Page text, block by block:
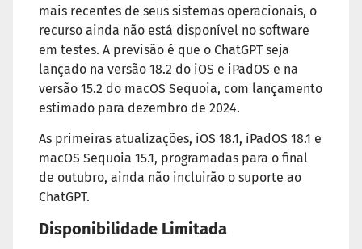
mais recentes de seus sistemas operacionais, o
recurso ainda não está disponível no software
em testes. A previsão é que o ChatGPT seja
lançado na versão 18.2 do iOS e iPadOS e na
versão 15.2 do macOS Sequoia, com lançamento
estimado para dezembro de 2024.
As primeiras atualizações, iOS 18.1, iPadOS 18.1 e
macOS Sequoia 15.1, programadas para o final
de outubro, ainda não incluirão o suporte ao
ChatGPT.
Disponibilidade Limitada